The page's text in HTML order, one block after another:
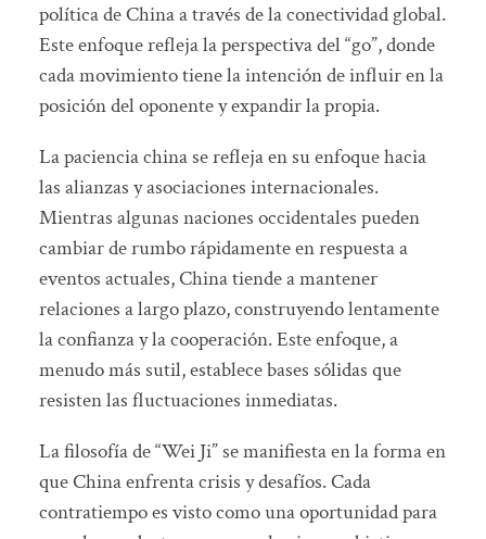
política de China a través de la conectividad global.
Este enfoque refleja la perspectiva del “go”, donde
cada movimiento tiene la intención de influir en la
posición del oponente y expandir la propia.
La paciencia china se refleja en su enfoque hacia
las alianzas y asociaciones internacionales.
Mientras algunas naciones occidentales pueden
cambiar de rumbo rápidamente en respuesta a
eventos actuales, China tiende a mantener
relaciones a largo plazo, construyendo lentamente
la confianza y la cooperación. Este enfoque, a
menudo más sutil, establece bases sólidas que
resisten las fluctuaciones inmediatas.
La filosofía de “Wei Ji” se manifiesta en la forma en
que China enfrenta crisis y desafíos. Cada
contratiempo es visto como una oportunidad para